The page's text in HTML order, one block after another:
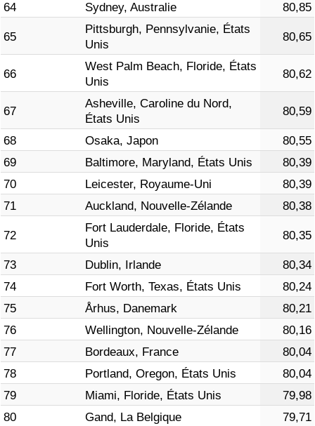
64
Sydney, Australie 80,85
65
Pittsburgh, Pennsylvanie, États
Unis
80,65
66
West Palm Beach, Floride, États
Unis
80,62
67
Asheville, Caroline du Nord,
États Unis
80,59
68 Osaka, Japon
80,55
69
Baltimore, Maryland, États Unis
80,39
70
Leicester, Royaume-Uni
80,39
71
Auckland, Nouvelle-Zélande 80,38
72
Fort Lauderdale, Floride, États
Unis
80,35
73 Dublin, Irlande
80,34
74
Fort Worth, Texas, États Unis
80,24
75
Århus, Danemark
80,21
76
Wellington, Nouvelle-Zélande
80,16
77
Bordeaux, France
80,04
78
Portland, Oregon, États Unis
80,04
79
Miami, Floride, États Unis
79,98
80
Gand, La Belgique 79,71